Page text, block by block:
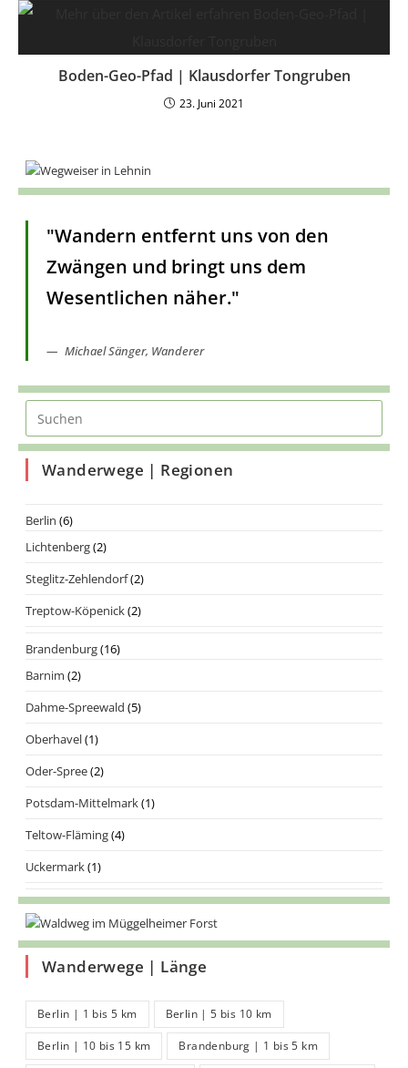
Boden-Geo-Pfad | Klausdorfer Tongruben
23. Juni 2021
"Wandern entfernt uns von den
Zwängen und bringt uns dem
Wesentlichen näher."
Michael Sänger, Wanderer
Wanderwege | Regionen
Berlin (6)
Lichtenberg(2)
Steglitz-Zehlendorf(2)
Treptow-Köpenick(2)
Brandenburg(16)
Barnim (2)
Dahme-Spreewald (5)
Oberhavel(1)
Oder-Spree(2)
Potsdam-Mittelmark(1)
Teltow-Fläming(4)
Uckermark(1)
Wanderwege | Länge
Berlin | 1 bis 5 km Berlin | 5 bis 10 km
Berlin | 10 bis 15 km Brandenburg | 1 bis 5 km